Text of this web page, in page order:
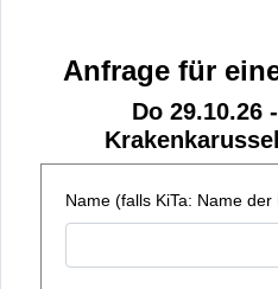
Anfrage für
Do 29.10.26
Name (falls KiTa: Name der